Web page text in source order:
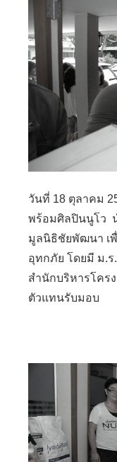
วันที่ 18 ตุลาคม
พร้อมศิลปินนูโว
มูลนิธิชัยพัฒนา เ
อุทกภัย โดยมี ม.ร
สำนักบริหารโคร
ตัวแทนรับมอบ